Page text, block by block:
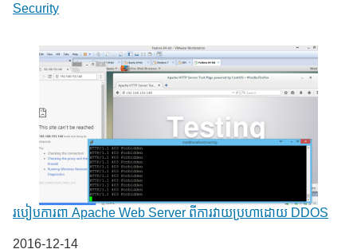
In relation to
Security
របៀបការពា Apache Web Server ពីការវាយប្រហាដោយ DDOS
Date
2016-12-14